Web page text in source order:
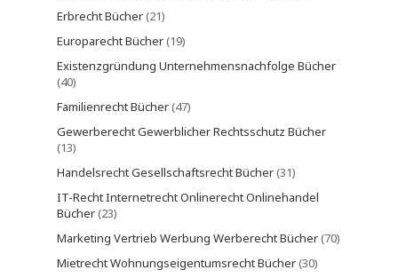
Erbrecht Bücher(21)
Europarecht Bücher(19)
Existenzgründung Unternehmensnachfolge Bücher
(40)
Familienrecht Bücher(47)
Gewerberecht Gewerblicher Rechtsschutz Bücher
(13)
Handelsrecht Gesellschaftsrecht Bücher(31)
IT-Recht Internetrecht Onlinerecht Onlinehandel
Bücher(23)
Marketing Vertrieb Werbung Werberecht Bücher(70)
Mietrecht Wohnungseigentumsrecht Bücher(30)